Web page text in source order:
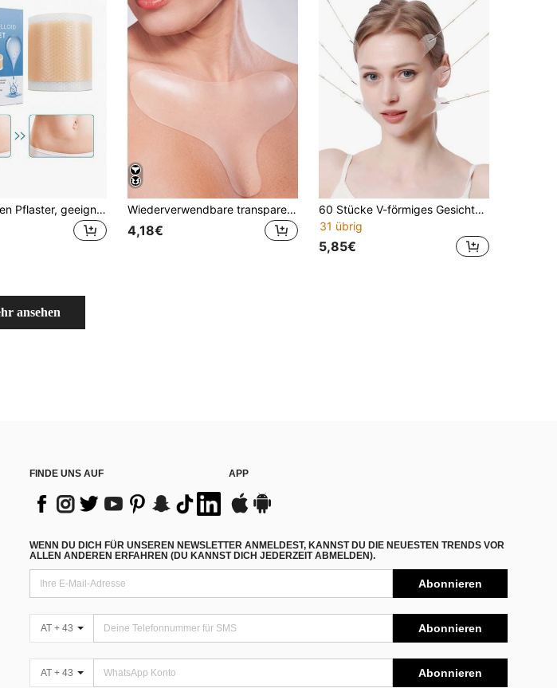
Silikon Narben Pflaster, geeignet für Narbenstreifen bei Verbrennungen, Wunden und Keloiden, chirurgische Narbenstreifen, zum Abdecken von Tattoos, alkoholfrei, geeignet für Männer und Frauen Wiederverwendbare transparente glatte Silikon-Brustpads, Gesichtspflege-Brustpads Beauty- und Körperpflege-Tool, selbstklebende Übernacht-Brustpads, Beauty- und Körperglättungs-Tool, tägliches Hautpflege-Accessoire, Beauty-Pads
4,18€
60 Stücke V-förmiges Gesichtslifting Tape mit 8 Stücke Lifting Bändern, unsichtbare matte Oberfläche, strafft das Gesicht und formt eine kleine V-Linie
31 übrig
5,85€
ansehen
FINDE UNS AUF APP
WENN DU DICH FÜR UNSEREN NEWSLETTER ANMELDEST, KANNST DU DIE NEUESTEN TRENDS VOR
ALLEN ANDEREN ERFAHREN (DU KANNST DICH JEDERZEIT ABMELDEN).
Abonnieren
AT + 43 Abonnieren
AT + 43 Abonnieren